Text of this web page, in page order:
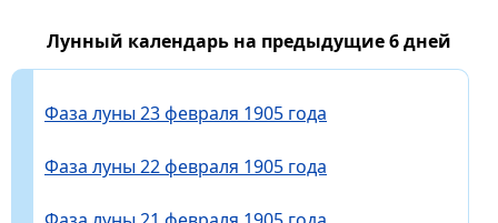
Лунный календарь на предыдущие 6 дней
Фаза луны 23 февраля 1905 года
Фаза луны 22 февраля 1905 года